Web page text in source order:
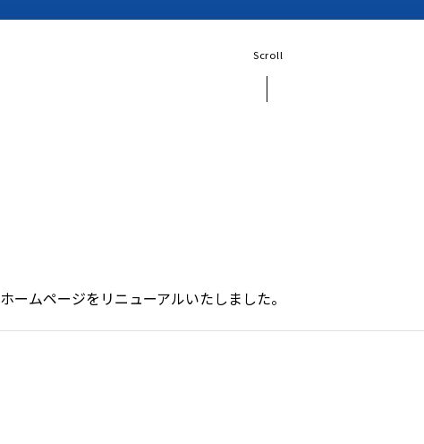
Scroll
ホームページをリニューアルいたしました。